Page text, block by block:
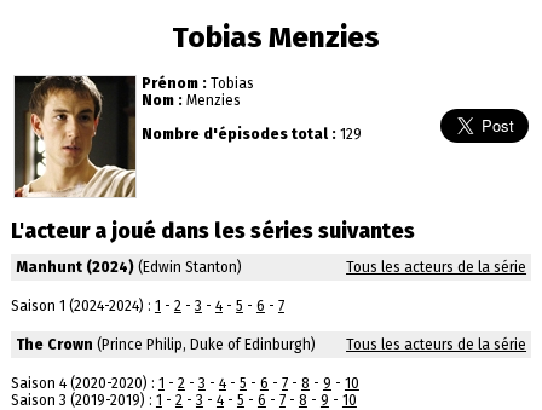
Tobias Menzies
Prénom : Tobias
Nom : Menzies
Nombre d'épisodes total : 129
L'acteur a joué dans les séries suivantes
Manhunt (2024)(Edwin Stanton) Tous les acteurs de la série
Saison 1 (2024-2024) : 1 - 2- 3 - 4- 5 - 6 - 7
The Crown (Prince Philip, Duke of Edinburgh) Tous les acteurs de la série
Saison 4 (2020-2020) : 1 - 2- 3 - 4- 5 - 6 - 7- 8 - 9 - 10
Saison 3 (2019-2019) : 1 - 2- 3 - 4- 5 - 6 - 7- 8 - 9 - 10